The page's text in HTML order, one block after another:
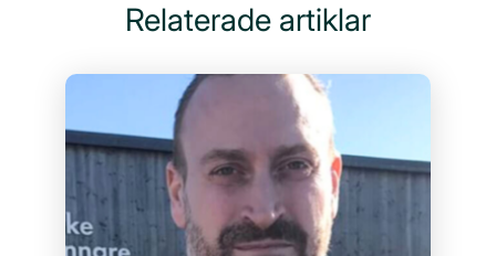
Relaterade artiklar